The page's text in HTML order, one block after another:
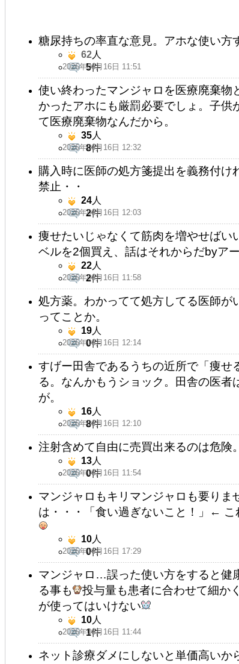
糖尿持ちの率直な意見。アホな使い方
2026年06月16日 11:51
62人
5件
使い終わったマンジャロを医療廃棄物
かったアホにも厳罰必要でしょ。子
て医療廃棄物なんだから。
2026年06月16日 12:32
35人
8件
購入時に医師の処方箋提出を義務付け
禁止・・
2026年06月16日 12:03
24人
2件
痩せたいじゃなくて筋肉を増やせばい
ベルを2個買え、話はそれからだbyア
2026年06月16日 11:58
22人
2件
処方薬。わかってて処方してる医師が
ってことか。
2026年06月16日 12:14
19人
0件
すげー田舎であるうちの近所で「痩せ
る。なんかもうショック。田舎の医
が。
2026年06月16日 12:10
16人
8件
注射含めて自由に売買出来るのは危険
2026年06月16日 11:54
13人
0件
マンジャロもキリマンジャロも要り
は・・・「食い過ぎないこと！」← こ
2026年06月16日 17:29
10人
0件
マンジャロ…誤った使い方をすると健
る事も
投与量も患者に合わせて細か
が使ってはいけない
2026年06月16日 11:44
10人
1件
ネット診療ダメにしないと単価高い